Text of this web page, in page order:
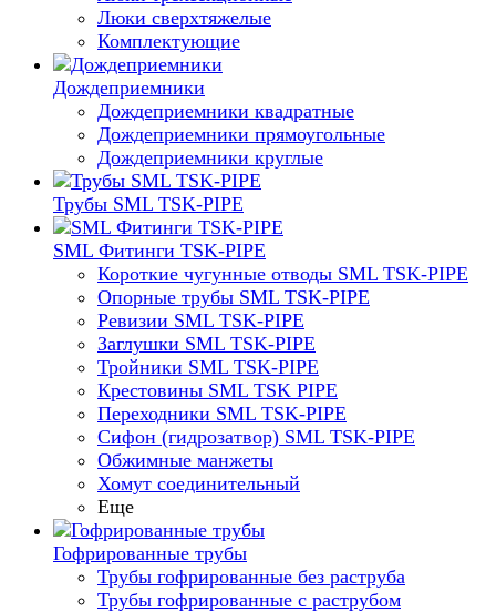
Люки сверхтяжелые
Комплектующие
Дождеприемники
Дождеприемники квадратные
Дождеприемники прямоугольные
Дождеприемники круглые
Трубы SML TSK-PIPE
SML Фитинги TSK-PIPE
Короткие чугунные отводы SML TSK-PIPE
Опорные трубы SML TSK-PIPE
Ревизии SML TSK-PIPE
Заглушки SML TSK-PIPE
Тройники SML TSK-PIPE
Крестовины SML TSK PIPE
Переходники SML TSK-PIPE
Сифон (гидрозатвор) SML TSK-PIPE
Обжимные манжеты
Хомут соединительный
Еще
Гофрированные трубы
Трубы гофрированные без раструба
Трубы гофрированные с раструбом